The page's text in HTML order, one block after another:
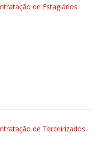
de Estagiários
de Terceirizados'